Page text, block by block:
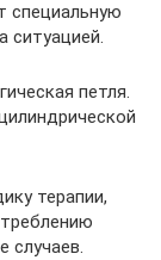
специальную
ситуацией.
петля.
терапии,
случаев.